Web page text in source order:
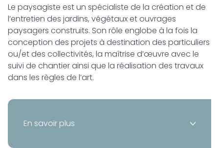
Le paysagiste est un spécialiste de la création et de
l’entretien des jardins, végétaux et ouvrages
paysagers construits. Son rôle englobe à la fois la
conception des projets à destination des particuliers
ou/et des collectivités, la maîtrise d’œuvre avec le
suivi de chantier ainsi que la réalisation des travaux
dans les règles de l’art.
En savoir plus >